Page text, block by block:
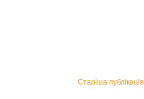
Старіша публікація